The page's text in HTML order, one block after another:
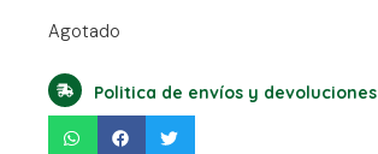
Agotado
Politica de envíos y devoluciones